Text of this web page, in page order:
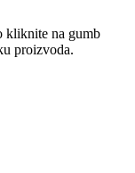
kliknite na gumb
proizvoda.